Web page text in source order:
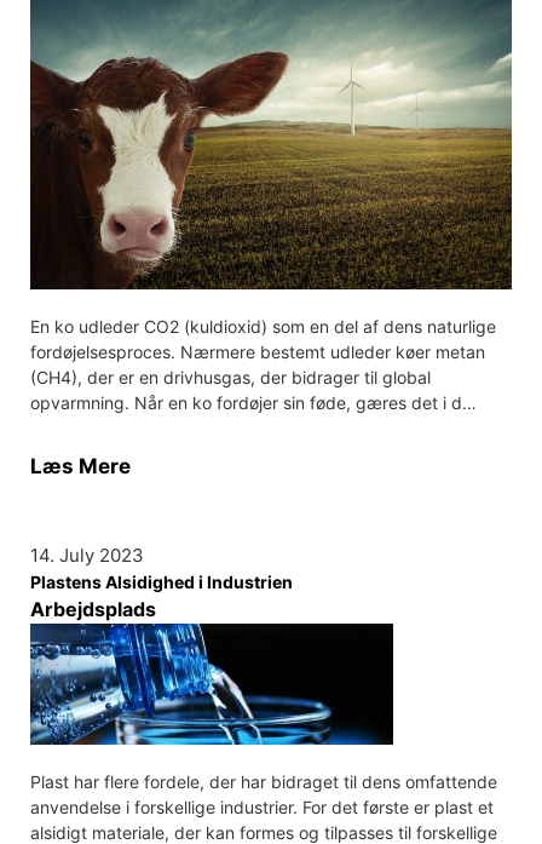
En ko udleder CO2 (kuldioxid) som en del af dens naturlige
fordøjelsesproces. Nærmere bestemt udleder køer metan
(CH4), der er en drivhusgas, der bidrager til global
opvarmning. Når en ko fordøjer sin føde, gæres det i d…
Læs Mere
14. July 2023
Plastens Alsidighed i Industrien
Arbejdsplads
Plast har flere fordele, der har bidraget til dens omfattende
anvendelse i forskellige industrier. For det første er plast et
alsidigt materiale, der kan formes og tilpasses til forskellige